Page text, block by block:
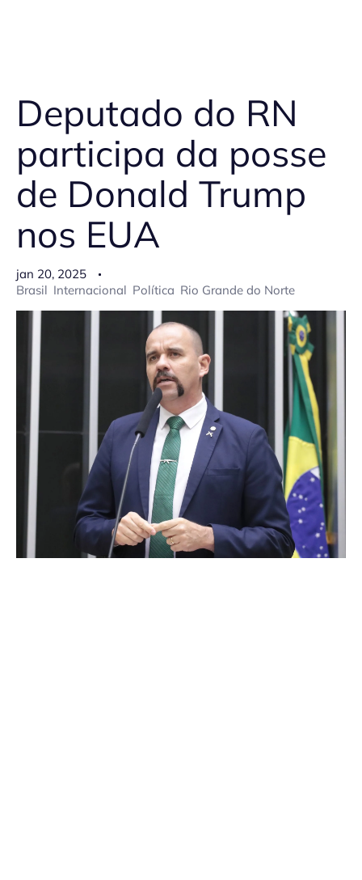
Deputado do RN
participa da posse
de Donald Trump
nos EUA
jan 20, 2025
Brasil Internacional Política Rio Grande do Norte